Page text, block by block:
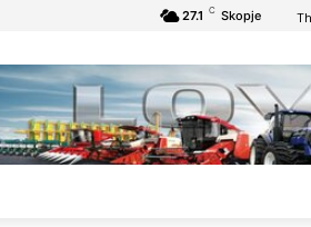
27.1 C Skopje